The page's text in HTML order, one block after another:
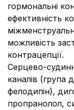
гормональні
ефективність
можливість
контрацепції.
Серцево-
каналів (група
фелодипін),
пропранолол,